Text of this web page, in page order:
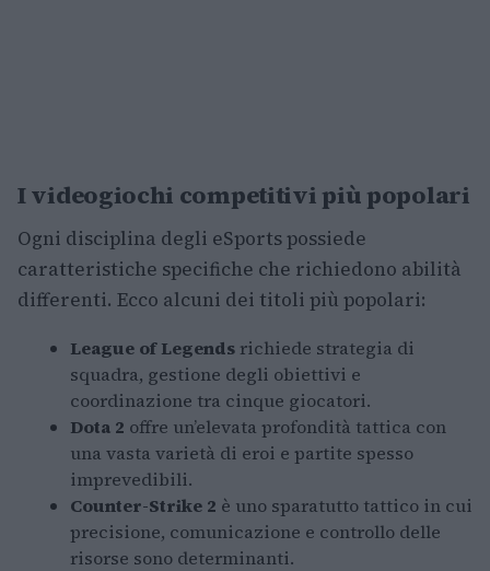
I videogiochi competitivi più popolari
Ogni disciplina degli eSports possiede
caratteristiche specifiche che richiedono abilità
differenti. Ecco alcuni dei titoli più popolari:
League of Legends richiede strategia di
squadra, gestione degli obiettivi e
coordinazione tra cinque giocatori.
Dota 2 offre un’elevata profondità tattica con
una vasta varietà di eroi e partite spesso
imprevedibili.
Counter-Strike 2 è uno sparatutto tattico in cui
precisione, comunicazione e controllo delle
risorse sono determinanti.